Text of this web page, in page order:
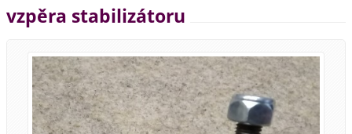
vzpěra stabilizátoru